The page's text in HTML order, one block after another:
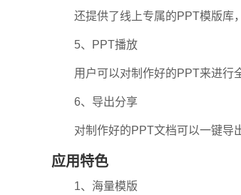
还提供了线上专属的PPT模版库，
5、PPT播放
用户可以对制作好的PPT来进行全
6、导出分享
对制作好的PPT文档可以一键导出
应用特色
1、海量模版